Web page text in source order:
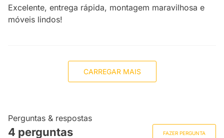
Excelente, entrega rápida, montagem maravilhosa e
móveis lindos!
CARREGAR MAIS
Perguntas & respostas
4 perguntas FAZER PERGUNTA